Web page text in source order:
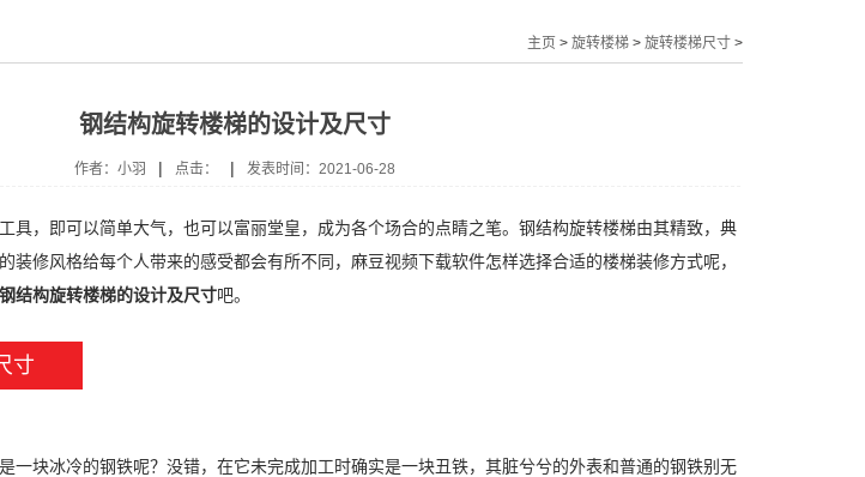
主页 > 旋转楼梯 > 旋转楼梯尺寸 >
钢结构旋转楼梯的设计及尺寸
作者：小羽 | 点击： | 发表时间：2021-06-28
，即可以简单大气，也可以富丽堂皇，成为各个场合的点睛之笔。钢结构旋转楼梯由其精致，典
装修风格给每个人带来的感受都会有所不同，麻豆视频下载软件怎样选择合适的楼梯装修方式呢，
结构旋转楼梯的设计及尺寸吧。
寸
块冰冷的钢铁呢？没错，在它未完成加工时确实是一块丑铁，其脏兮兮的外表和普通的钢铁别无